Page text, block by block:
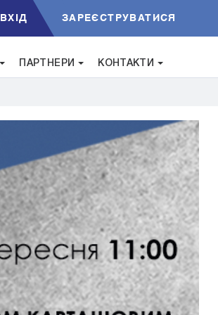
ВXIД ЗАРЕЄСТРУВАТИСЯ
ПАРТНЕРИ КОНТАКТИ